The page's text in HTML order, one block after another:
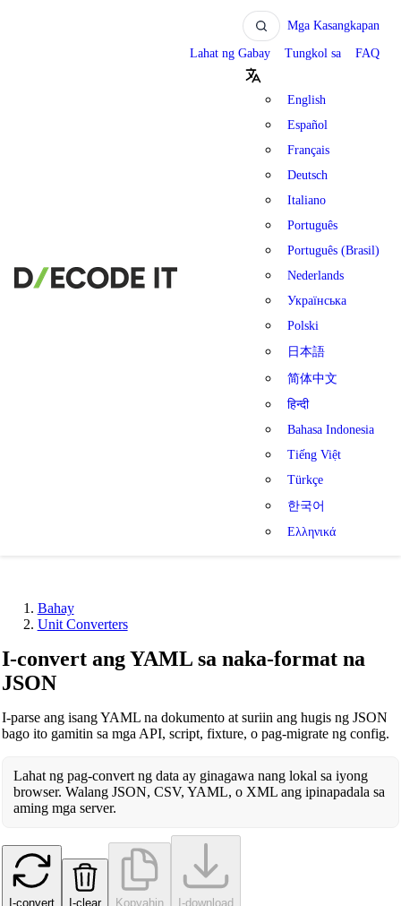
Mga Kasangkapan
Lahat ng Gabay Tungkol sa FAQ
English
Español
Français
Deutsch
Italiano
Português
Português (Brasil)
Nederlands
Українська
Polski
日本語
简体中文
हिन्दी
Bahasa Indonesia
Tiếng Việt
Türkçe
한국어
Ελληνικά
Bahay
Unit Converters
I-convert ang YAML sa naka-format na
JSON
I-parse ang isang YAML na dokumento at suriin ang hugis ng JSON
bago ito gamitin sa mga API, script, fixture, o pag-migrate ng config.
Lahat ng pag-convert ng data ay ginagawa nang lokal sa iyong
browser. Walang JSON, CSV, YAML, o XML ang ipinapadala sa
aming mga server.
I-convert I-clear Kopyahin I-download